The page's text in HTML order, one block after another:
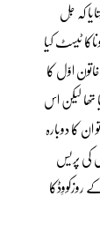
کہ جِل
ٹیسٹ کیا
اوّل کا
لیکن اس
کا دوبارہ
کی پریس
روزکووِڈکا